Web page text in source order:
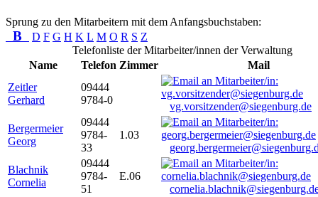
Sprung zu den Mitarbeitern mit dem Anfangsbuchstaben:
B D F G H K L M O R S Z
Telefonliste der Mitarbeiter/innen der Verwaltung
Name
Telefon Zimmer
Mail
Zeitler
Gerhard
09444
9784-0
vg.vorsitzender@siegenburg.de
Bergermeier
Georg
09444
9784-
33
1.03
Blachnik
Cornelia
09444
9784-
51
E.06